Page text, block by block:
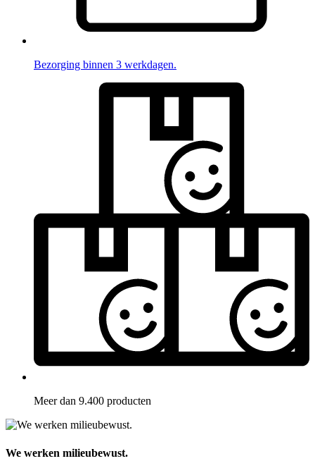
Bezorging binnen 3 werkdagen.
Meer dan 9.400 producten
We werken milieubewust.